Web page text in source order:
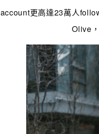
account更高達23萬人
Olive